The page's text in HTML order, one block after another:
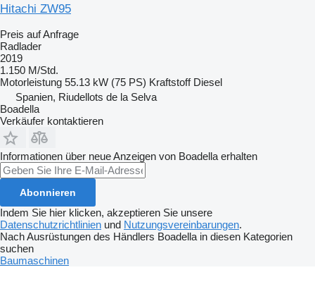
Hitachi ZW95
Preis auf Anfrage
Radlader
2019
1.150 M/Std.
Motorleistung 55.13 kW (75 PS) Kraftstoff Diesel
Spanien, Riudellots de la Selva
Boadella
Verkäufer kontaktieren
Informationen über neue Anzeigen von Boadella erhalten
Abonnieren
Indem Sie hier klicken, akzeptieren Sie unsere
Datenschutzrichtlinien und Nutzungsvereinbarungen.
Nach Ausrüstungen des Händlers Boadella in diesen Kategorien
suchen
Baumaschinen